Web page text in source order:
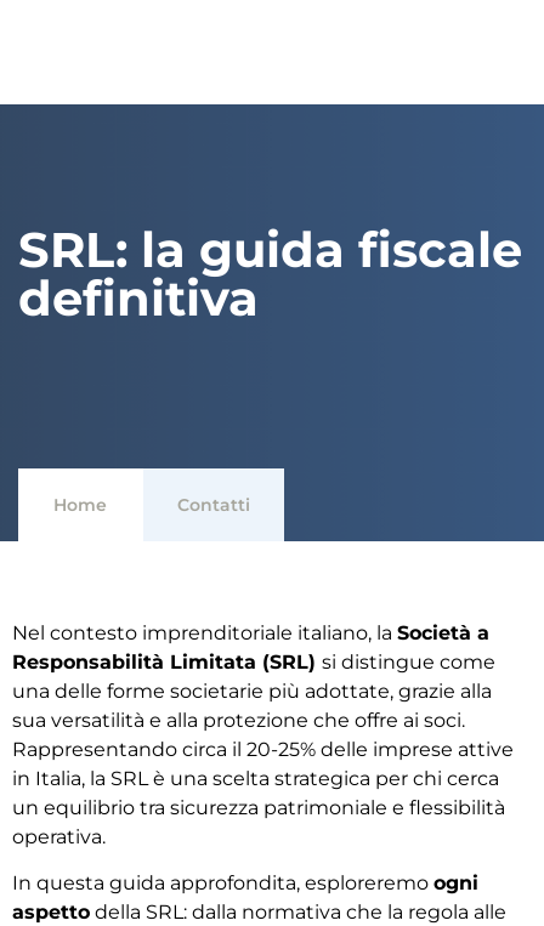
SRL: la guida fiscale
definitiva
Home Contatti
Nel contesto imprenditoriale italiano, la Società a
Responsabilità Limitata (SRL) si distingue come
una delle forme societarie più adottate, grazie alla
sua versatilità e alla protezione che offre ai soci.
Rappresentando circa il 20-25% delle imprese attive
in Italia, la SRL è una scelta strategica per chi cerca
un equilibrio tra sicurezza patrimoniale e flessibilità
operativa.
In questa guida approfondita, esploreremo ogni
aspetto della SRL: dalla normativa che la regola alle